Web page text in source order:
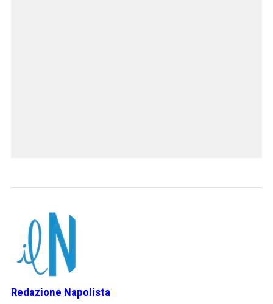
Redazione Napolista